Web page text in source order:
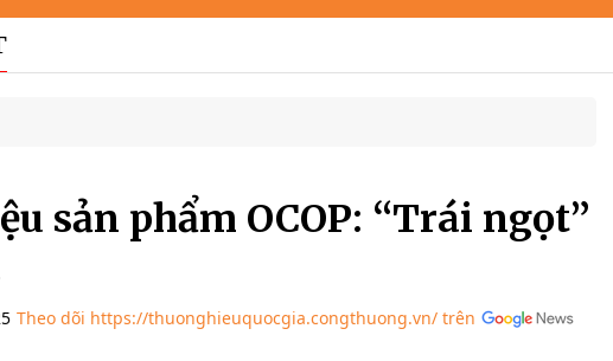
sản phẩm OCOP: “Trái ngọt”
Theo dõi https://thuonghieuquocgia.congthuong.vn/ trên